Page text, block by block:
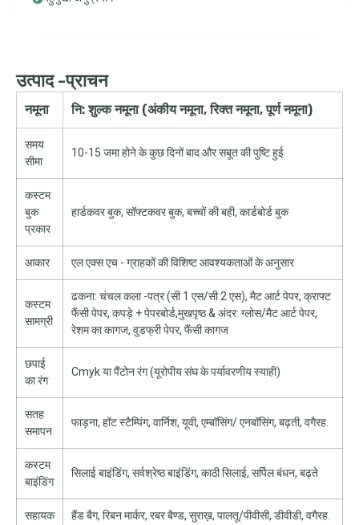
उत्पाद -प्राचन
नमूना नि: शुल्क नमूना (अंकीय नमूना, रिक्त नमूना, पूर्ण नमूना)
समय
सीमा
10-15 जमा होने के कुछ दिनों बाद और सबूत की पुष्टि हुई
कस्टम
बुक
प्रकार
हार्डकवर बुक, सॉफ्टकवर बुक, बच्चों की बही, कार्डबोर्ड बुक
आकार एल एक्स एच - ग्राहकों की विशिष्ट आवश्यकताओं के अनुसार
कस्टम
सामग्री
ढकना: चंचल कला -पत्र (सी 1 एस/सी 2 एस), मैट आर्ट पेपर, क्राफ्ट
फैंसी पेपर, कपड़े + पेपरबोर्ड,मुखपृष्ठ & अंदर: ग्लोस/मैट आर्ट पेपर,
रेशम का कागज, वुडफ्री पेपर, फैंसी कागज
छपाई
का रंग
Cmyk या पैंटोन रंग (यूरोपीय संघ के पर्यावरणीय स्याही)
सतह
समापन
फाड़ना, हॉट स्टैम्पिंग, वार्निश, यूवी, एम्बॉसिंग/ एनबॉसिंग, बढ़ती, वगैरह.
कस्टम
बाइंडिंग
सिलाई बाइंडिंग, सर्वश्रेष्ठ बाइंडिंग, काठी सिलाई, सर्पिल बंधन, बढ़ते
सहायक हैंड बैग, रिबन मार्कर, रबर बैण्ड, सुराख़, पालतू/पीवीसी, डीवीडी, वगैरह.